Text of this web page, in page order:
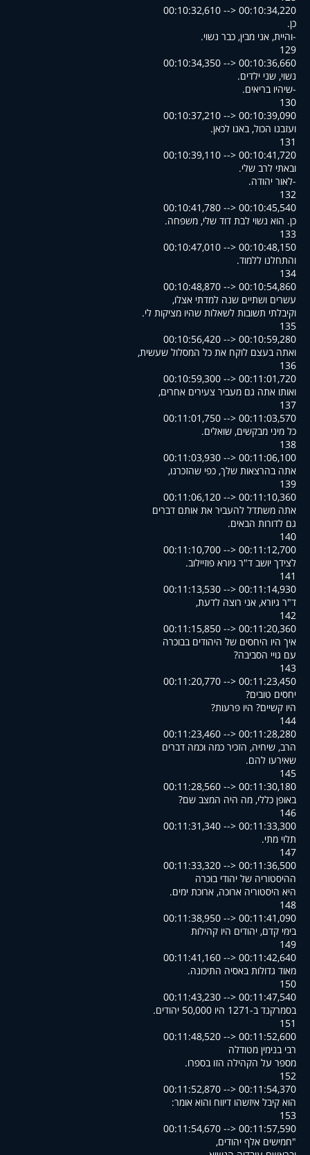
00:10:32,610 --> 00:10:34,220
.כן
.והיית, אני מבין, כבר נשוי-
129
00:10:34,350 --> 00:10:36,660
.נשוי, שני ילדים
.שיהיו בריאים-
130
00:10:37,210 --> 00:10:39,090
.ועזבנו הכול, באנו לכאן
131
00:10:39,110 --> 00:10:41,720
.ובאתי לרב שלי
.לאור יהודה-
132
00:10:41,780 --> 00:10:45,540
.כן. הוא נשוי לבת דוד שלי, משפחה
133
00:10:47,010 --> 00:10:48,150
.והתחלנו ללמוד
134
00:10:48,870 --> 00:10:54,860
,עשרים ושתיים שנה למדתי אצלו
.וקיבלתי תשובות לשאלות שהיו מציקות לי
135
00:10:56,420 --> 00:10:59,280
,ואתה בעצם לוקח את כל המסלול שעשית
136
00:10:59,300 --> 00:11:01,720
,ואותו אתה גם מעביר צעירים אחרים
137
00:11:01,750 --> 00:11:03,570
.כל מיני מבקשים, שואלים
138
00:11:03,930 --> 00:11:06,100
,אתה בהרצאות שלך, כפי שהזכרנו
139
00:11:06,120 --> 00:11:10,360
אתה משתדל להעביר את אותם דברים
.גם לדורות הבאים
140
00:11:10,700 --> 00:11:12,700
.לצידך יושב ד"ר גיורא פוזיילוב
141
00:11:13,530 --> 00:11:14,930
,ד"ר גיורא, אני רוצה לדעת
142
00:11:15,850 --> 00:11:20,360
איך היו היחסים של היהודים בבוכרה
?עם גויי הסביבה
143
00:11:20,770 --> 00:11:23,450
?יחסים טובים
?היו קשיים? היו פרעות
144
00:11:23,460 --> 00:11:28,280
הרב, שיחיה, הזכיר כמה וכמה דברים
.שאירעו להם
145
00:11:28,560 --> 00:11:30,180
?באופן כללי, מה היה המצב שם
146
00:11:31,340 --> 00:11:33,300
.תלוי מתי
147
00:11:33,320 --> 00:11:36,500
ההיסטוריה של יהודי בוכרה
.היא היסטוריה ארוכה, ארוכת ימים
148
00:11:38,950 --> 00:11:41,090
בימי קדם, יהודים היו קהילות
149
00:11:41,160 --> 00:11:42,640
.מאוד גדולות באסיה התיכונה
150
00:11:43,230 --> 00:11:47,540
.בסמרקנד ב-1271 היו 50,000 יהודים
151
00:11:48,520 --> 00:11:52,600
רבי בנימין מטודלה
.מספר על הקהילה הזו בספרו
152
00:11:52,870 --> 00:11:54,370
:הוא קיבל איזשהו דיווח והוא אומר
153
00:11:54,670 --> 00:11:57,590
,חמישים אלף יהודים"